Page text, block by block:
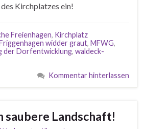
des Kirchplatzes ein!
Freienhagen, Kirchplatz
widder graut, MFWG,
der Dorfentwicklung, waldeck-
Kommentar hinterlassen
saubere Landschaft!